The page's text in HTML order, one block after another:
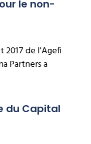
le non-
de l'Agefi
Partners a
du Capital